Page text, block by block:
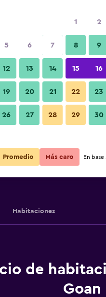
Ver precios
Ver precios
Habitaciones
de
Goan
1 2
5 6 7 8 9
12 13 14 15 16
19 20 21 22 23
26 27 28 29 30
Promedio Más caro En